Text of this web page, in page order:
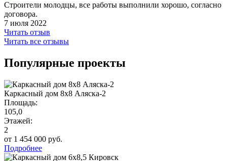
Строители молодцы, все работы выполнили хорошо, согласно
договора.
7 июля 2022
Читать отзыв
Читать все отзывы
Популярные проекты
Каркасный дом 8х8 Аляска-2
Площадь:
105,0
Этажей:
2
от 1 454 000 руб.
Подробнее